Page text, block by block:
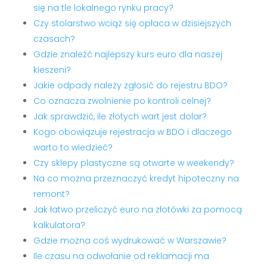
się na tle lokalnego rynku pracy?
Czy stolarstwo wciąż się opłaca w dzisiejszych
czasach?
Gdzie znaleźć najlepszy kurs euro dla naszej
kieszeni?
Jakie odpady należy zgłosić do rejestru BDO?
Co oznacza zwolnienie po kontroli celnej?
Jak sprawdzić, ile złotych wart jest dolar?
Kogo obowiązuje rejestracja w BDO i dlaczego
warto to wiedzieć?
Czy sklepy plastyczne są otwarte w weekendy?
Na co można przeznaczyć kredyt hipoteczny na
remont?
Jak łatwo przeliczyć euro na złotówki za pomocą
kalkulatora?
Gdzie można coś wydrukować w Warszawie?
Ile czasu na odwołanie od reklamacji ma